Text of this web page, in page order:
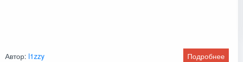
Автор: l1zzy Подробнее